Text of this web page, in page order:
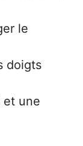
le
doigts
et une